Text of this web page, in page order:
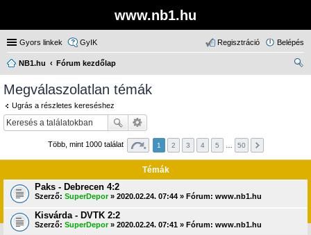
www.nb1.hu
Gyors linkek GyIK Belépés
Regisztráció
NB1.hu
Fórum kezdőlap
Megválaszolatlan témák
Ugrás a részletes kereséshez
Több, mint 1000 találat 1 2 3 4 5 50
Témák
Paks - Debrecen 4:2
Szerző: SuperDepor» 2020.02.24. 07:44 » Fórum: www.nb1.hu
Kisvárda - DVTK 2:2
Szerző: SuperDepor» 2020.02.24. 07:41 » Fórum: www.nb1.hu